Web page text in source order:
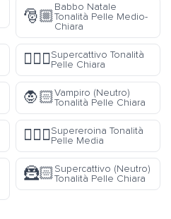
🎅🏼
Babbo Natale
Tonalità Pelle Medio-
Chiara
🦹🏻‍♂️Supercattivo Tonalità
Pelle Chiara
🧛🏻Vampiro (Neutro)
Tonalità Pelle Chiara
🦸🏽‍♀️Supereroina Tonalità
Pelle Media
🦹🏻Supercattivo (Neutro)
Tonalità Pelle Chiara